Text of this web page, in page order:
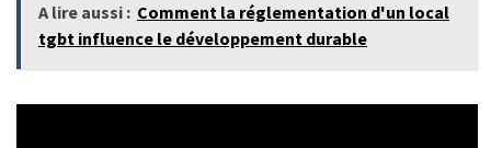
A lire aussi : Comment la réglementation d'un local
tgbt influence le développement durable